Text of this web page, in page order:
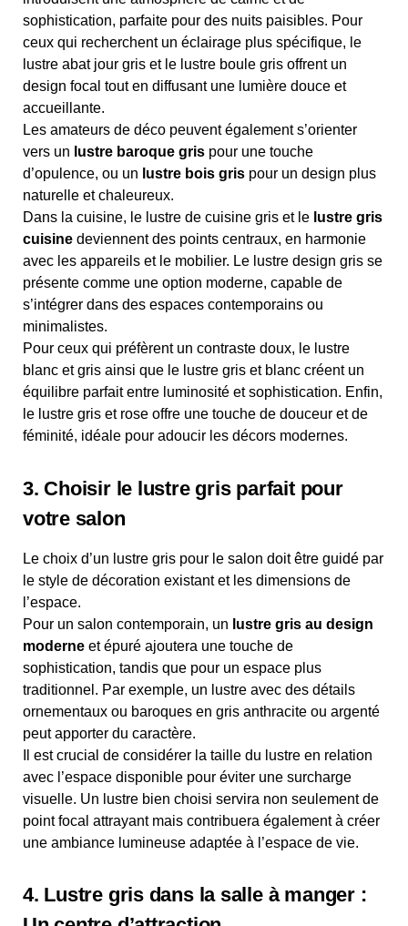
sophistication, parfaite pour des nuits paisibles. Pour
ceux qui recherchent un éclairage plus spécifique, le
lustre abat jour gris et le lustre boule gris offrent un
design focal tout en diffusant une lumière douce et
accueillante.
Les amateurs de déco peuvent également s’orienter
vers un lustre baroque gris pour une touche
d’opulence, ou un lustre bois gris pour un design plus
naturelle et chaleureux.
Dans la cuisine, le lustre de cuisine gris et le lustre gris
cuisine deviennent des points centraux, en harmonie
avec les appareils et le mobilier. Le lustre design gris se
présente comme une option moderne, capable de
s’intégrer dans des espaces contemporains ou
minimalistes.
Pour ceux qui préfèrent un contraste doux, le lustre
blanc et gris ainsi que le lustre gris et blanc créent un
équilibre parfait entre luminosité et sophistication. Enfin,
le lustre gris et rose offre une touche de douceur et de
féminité, idéale pour adoucir les décors modernes.
3. Choisir le lustre gris parfait pour
votre salon
Le choix d’un lustre gris pour le salon doit être guidé par
le style de décoration existant et les dimensions de
l’espace.
Pour un salon contemporain, un lustre gris au design
moderne et épuré ajoutera une touche de
sophistication, tandis que pour un espace plus
traditionnel. Par exemple, un lustre avec des détails
ornementaux ou baroques en gris anthracite ou argenté
peut apporter du caractère.
Il est crucial de considérer la taille du lustre en relation
avec l’espace disponible pour éviter une surcharge
visuelle. Un lustre bien choisi servira non seulement de
point focal attrayant mais contribuera également à créer
une ambiance lumineuse adaptée à l’espace de vie.
4. Lustre gris dans la salle à manger :